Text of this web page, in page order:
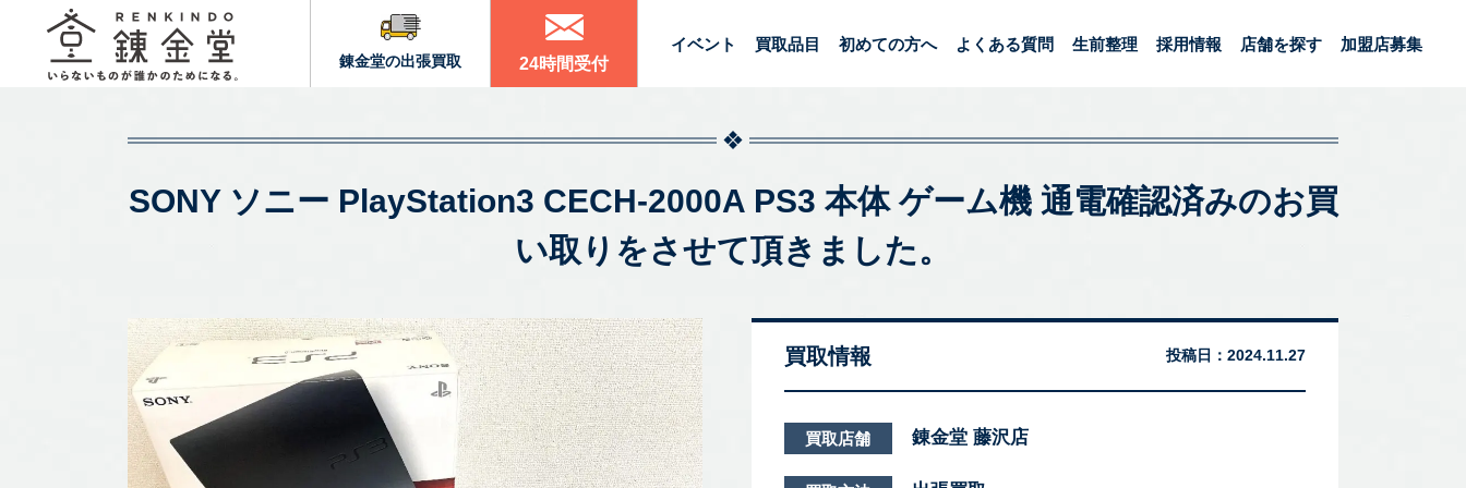
錬金堂の出張買取 24時間受付
イベント 買取品目 初めての方へ よくある質問 生前整理 採用情報 店舗を探す 加盟店募集
SONY ソニー PlayStation3 CECH-2000A PS3 本体 ゲーム機 通電確認済みのお買
い取りをさせて頂きました。
買取情報 投稿日： 2024.11.27
買取店舗 錬金堂 藤沢店